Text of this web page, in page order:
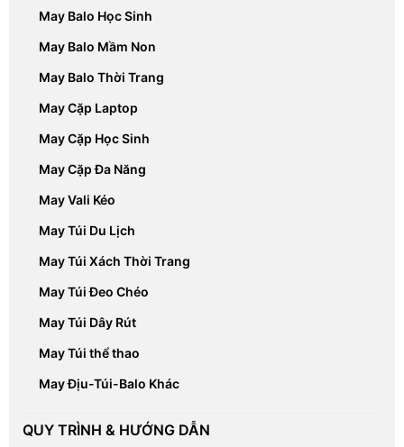
May Balo Học Sinh
May Balo Mầm Non
May Balo Thời Trang
May Cặp Laptop
May Cặp Học Sinh
May Cặp Đa Năng
May Vali Kéo
May Túi Du Lịch
May Túi Xách Thời Trang
May Túi Đeo Chéo
May Túi Dây Rút
May Túi thể thao
May Địu-Túi-Balo Khác
QUY TRÌNH & HƯỚNG DẪN